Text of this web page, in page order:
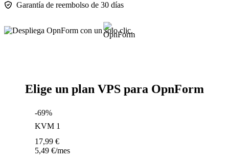
Garantía de reembolso de 30 días
Elige un plan VPS para OpnForm
-69%
KVM 1
17,99 €
5,49 €/mes